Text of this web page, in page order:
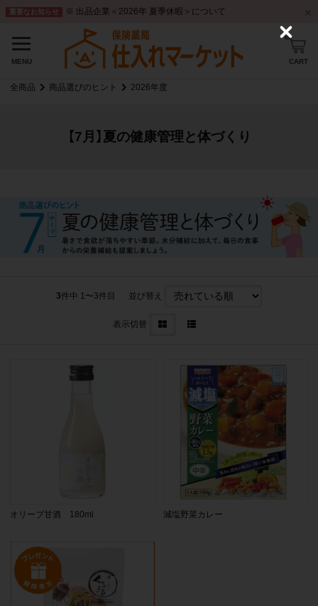
重要なお知らせ ※ 出品企業＜2026年 夏季休暇＞について
MENU CART
全商品 商品選びのヒント 2026年度
【7月】夏の健康管理と体づくり
3件中 1〜3件目 並び替え
表示切替
オリーブ甘酒 180ml 減塩野菜カレー
C
o